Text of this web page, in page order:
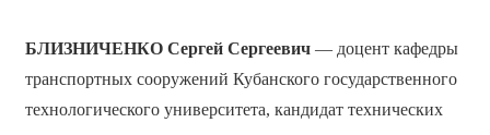
БЛИЗНИЧЕНКОСергей Сергеевич— доцент кафедры
транспортных сооружений Кубанского государственного
технологического университета, кандидат технических